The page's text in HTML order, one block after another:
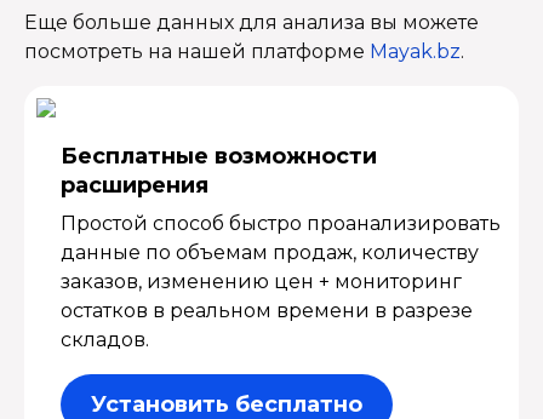
Еще больше данных для анализа вы можете
посмотреть на нашей платформе Mayak.bz.
Бесплатные возмож­ности
расширения
Простой способ быстро проанализировать
данные по объемам продаж, количеству
заказов, изменению цен + мониторинг
остатков в реальном времени в разрезе
складов.
Установить бесплатно